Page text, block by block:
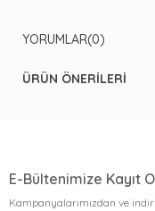
YORUMLAR(0)
ÜRÜN ÖNERILERI
E-Bültenimize Kayıt
Kampanyalarımızdan ve